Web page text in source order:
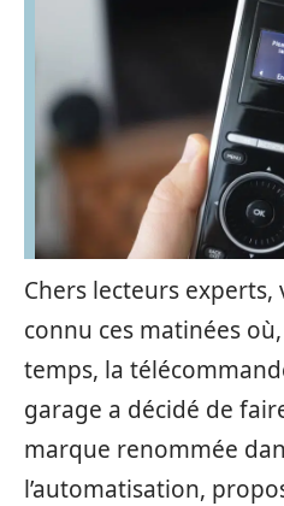
Chers lecteurs experts,
connu ces matinées
temps, la
garage a décidé de
marque renommée
l’automatisation,